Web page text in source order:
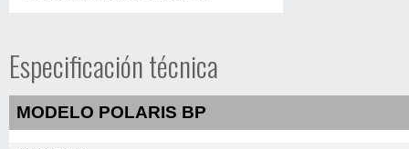
Especificación técnica
MODELO POLARIS BP